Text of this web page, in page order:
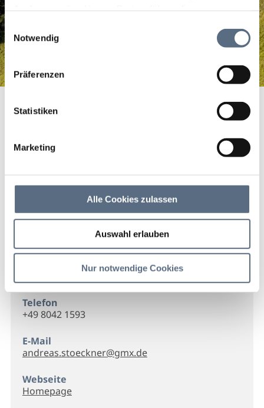
zusammen, die Sie ihnen bereitgestellt haben oder die
sie im Rahmen Ihrer Nutzung der Dienste gesammelt
Einwilligungsauswahl
Notwendig
Präferenzen
Statistiken
Marketing
Alle Cookies zulassen
Auswahl erlauben
Nur notwendige Cookies
Kontakt
KFZ - Stöckner
Scharfreiterstr. 38
83661 Lenggries
Telefon
+49 8042 1593
E-Mail
andreas.stoeckner@gmx.de
Webseite
Homepage